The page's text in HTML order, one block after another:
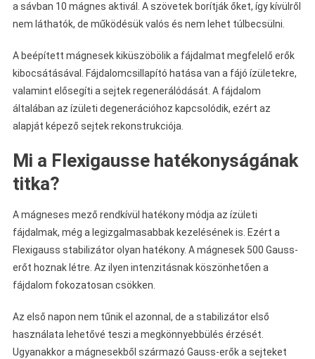
a sávban 10 mágnes aktivál. A szövetek borítják őket, így kívülről
nem láthatók, de működésük valós és nem lehet túlbecsülni.
A beépített mágnesek kiküszöbölik a fájdalmat megfelelő erők
kibocsátásával. Fájdalomcsillapító hatása van a fájó ízületekre,
valamint elősegíti a sejtek regenerálódását. A fájdalom
általában az ízületi degenerációhoz kapcsolódik, ezért az
alapját képező sejtek rekonstrukciója.
Mi a Flexigausse hatékonyságának
titka?
A mágneses mező rendkívül hatékony módja az ízületi
fájdalmak, még a legizgalmasabbak kezelésének is. Ezért a
Flexigauss stabilizátor olyan hatékony. A mágnesek 500 Gauss-
erőt hoznak létre. Az ilyen intenzitásnak köszönhetően a
fájdalom fokozatosan csökken.
Az első napon nem tűnik el azonnal, de a stabilizátor első
használata lehetővé teszi a megkönnyebbülés érzését.
Ugyanakkor a mágnesekből származó Gauss-erők a sejteket